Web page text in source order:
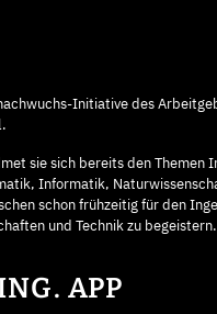
Initiative des
sie sich bereits den Themen
Informatik,
schon frühzeitig für den
und Technik zu begeistern.
APP